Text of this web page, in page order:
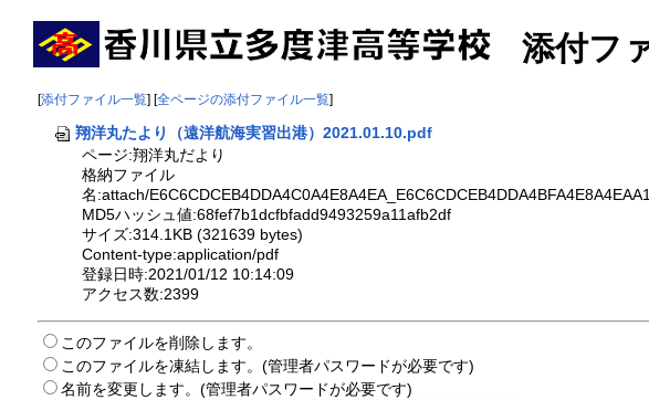
添付フ
[添付ファイル一覧] [全ページの添付ファイル一覧]
翔洋丸たより（遠洋航海実習出港）2021.01.10.pdf
ページ:翔洋丸だより
格納ファイル
名:attach/
MD5ハッシュ値:68fef7b1dcfbfadd9493259a11afb2df
サイズ:314.1KB (321639 bytes)
Content-type:application/pdf
登録日時:2021/01/12 10:14:09
アクセス数:2399
このファイルを削除します。
このファイルを凍結します。(管理者パスワードが必要です)
名前を変更します。(管理者パスワードが必要です)